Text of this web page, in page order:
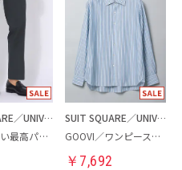
SUIT SQUARE／UNIVERSAL LANGUAGE
春夏／涼しい最高パンツ
SUIT SQUARE／UNIVERSAL LANGUAGE
GOOVI／ワンピースカラーシャツ
￥ 7,692